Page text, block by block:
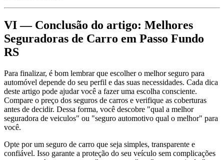
VI — Conclusão do artigo: Melhores
Seguradoras de Carro em Passo Fundo
RS
Para finalizar, é bom lembrar que escolher o melhor seguro para
automóvel depende do seu perfil e das suas necessidades. Cada dica
deste artigo pode ajudar você a fazer uma escolha consciente.
Compare o preço dos seguros de carros e verifique as coberturas
antes de decidir. Dessa forma, você descobre "qual a melhor
seguradora de veiculos" ou "seguro automotivo qual o melhor" para
você.
Opte por um seguro de carro que seja simples, transparente e
confiável. Isso garante a proteção do seu veículo sem complicações